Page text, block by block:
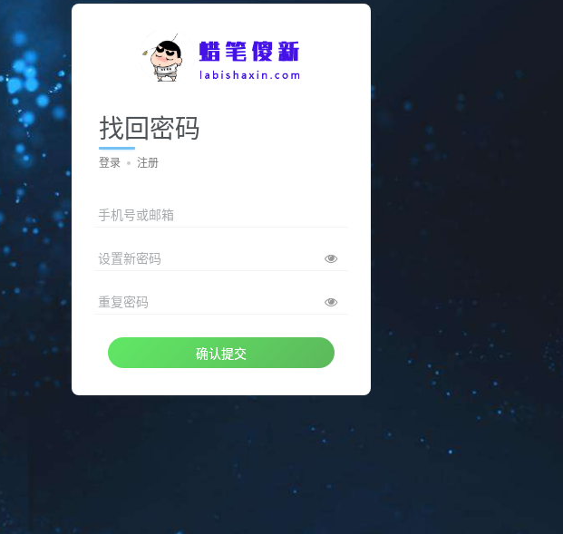
找回密码
登录 注册
手机号或邮箱
设置新密码
重复密码
确认提交